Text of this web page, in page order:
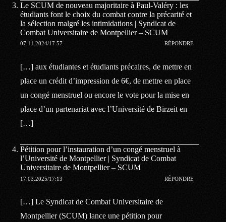
Le SCUM de nouveau majoritaire à Paul-Valéry : les
étudiants font le choix du combat contre la précarité et
la sélection malgré les intimidations | Syndicat de
Combat Universitaire de Montpellier – SCUM
07.11.2024/17:57 RÉPONDRE
[…] aux étudiantes et étudiants précaires, de mettre en
place un crédit d’impression de 6€, de mettre en place
un congé menstruel ou encore le vote pour la mise en
place d’un partenariat avec l’Université de Birzeit en
[…]
Pétition pour l’instauration d’un congé menstruel à
l’Université de Montpellier | Syndicat de Combat
Universitaire de Montpellier – SCUM
17.03.2025/17:13 RÉPONDRE
[…] Le Syndicat de Combat Universitaire de
Montpellier (SCUM) lance une pétition pour